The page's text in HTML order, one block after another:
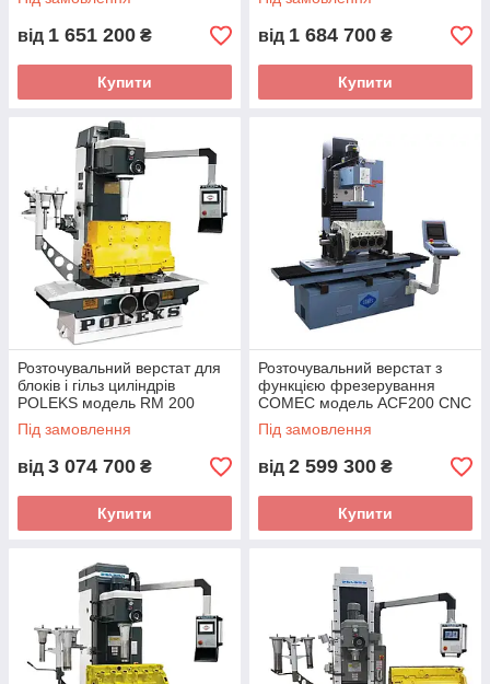
від 1 651 200 ₴
Купити
мм
від 1 684 700 ₴
Купити
Розточувальний верстат для
блоків і гільз циліндрів
POLEKS модель RM 200
(Туреччина) з ходом столу
1200 мм
Під замовлення
від 3 074 700 ₴
Купити
Розточувальний верстат з
функцією фрезерування
COMEC модель ACF200 CNC
(Італія) з ходом столу 1200
мм
Під замовлення
від 2 599 300 ₴
Купити